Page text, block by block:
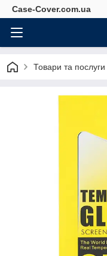
Case-Cover.com.ua
Товари та послуги